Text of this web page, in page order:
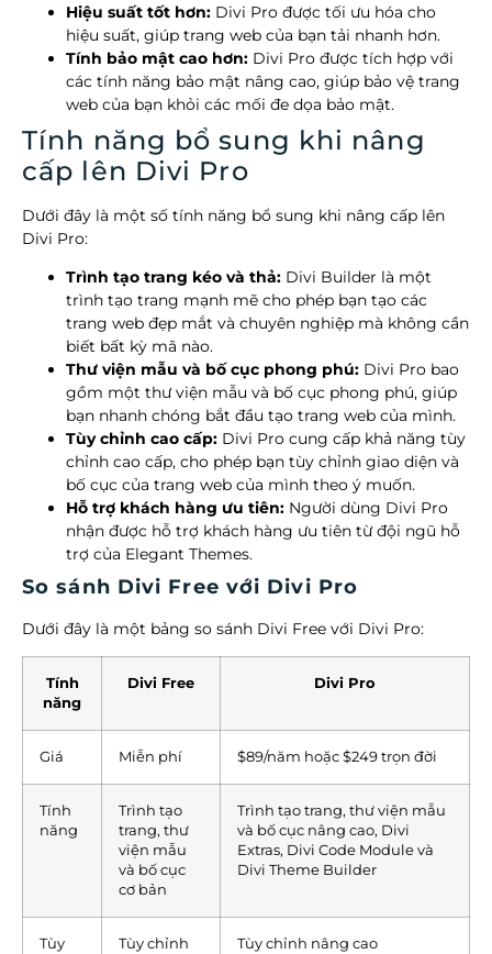
Hiệu suất tốt hơn: Divi Pro được tối ưu hóa cho
hiệu suất, giúp trang web của bạn tải nhanh hơn.
Tính bảo mật cao hơn: Divi Pro được tích hợp với
các tính năng bảo mật nâng cao, giúp bảo vệ trang
web của bạn khỏi các mối đe dọa bảo mật.
Tính năng bổ sung khi nâng
cấp lên Divi Pro
Dưới đây là một số tính năng bổ sung khi nâng cấp lên
Divi Pro:
Trình tạo trang kéo và thả: Divi Builder là một
trình tạo trang mạnh mẽ cho phép bạn tạo các
trang web đẹp mắt và chuyên nghiệp mà không cần
biết bất kỳ mã nào.
Thư viện mẫu và bố cục phong phú: Divi Pro bao
gồm một thư viện mẫu và bố cục phong phú, giúp
bạn nhanh chóng bắt đầu tạo trang web của mình.
Tùy chỉnh cao cấp: Divi Pro cung cấp khả năng tùy
chỉnh cao cấp, cho phép bạn tùy chỉnh giao diện và
bố cục của trang web của mình theo ý muốn.
Hỗ trợ khách hàng ưu tiên: Người dùng Divi Pro
nhận được hỗ trợ khách hàng ưu tiên từ đội ngũ hỗ
trợ của Elegant Themes.
So sánh Divi Free với Divi Pro
Dưới đây là một bảng so sánh Divi Free với Divi Pro:
Tính
năng
Divi Free Divi Pro
Giá Miễn phí $89/năm hoặc $249 trọn đời
Tính
năng
Trình tạo
trang, thư
viện mẫu
và bố cục
cơ bản
Trình tạo trang, thư viện mẫu
và bố cục nâng cao, Divi
Extras, Divi Code Module và
Divi Theme Builder
Tùy
Tùy chỉnh
Tùy chỉnh nâng cao